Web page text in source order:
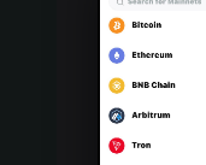
Português (Portugal)
Bahasa Indonesia